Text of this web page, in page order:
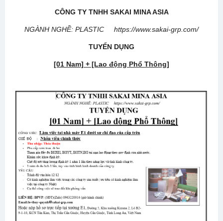
CÔNG TY TNHH SAKAI MINA ASIA
NGÀNH NGHỀ: PLASTIC https://www.sakai-grp.com/
TUYỂN DỤNG
[01 Nam] + [Lao động Phổ Thông]